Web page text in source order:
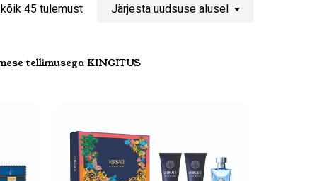
45 tulemustSorditud
järgi
Järjesta uudsuse alusel
tellimusega KINGITUS